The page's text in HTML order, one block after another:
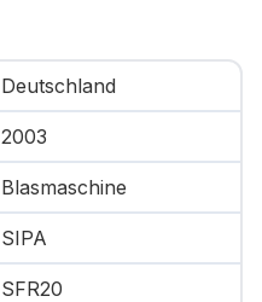
Deutschland
2003
Blasmaschine
SIPA
SFR20